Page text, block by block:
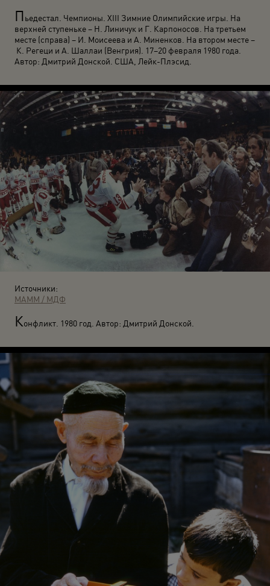
Пьедестал. Чемпионы. XIII Зимние Олимпийские игры. На
верхней ступеньке – Н. Линичук и Г. Карпоносов. На третьем
месте (справа) – И. Моисеева и А. Миненков. На втором месте –
К. Регеци и А. Шаллаи (Венгрия). 17–20 февраля 1980 года.
Автор: Дмитрий Донской. США, Лейк-Плэсид.
Источники:
МАММ / МДФ
Конфликт. 1980 год. Автор: Дмитрий Донской.